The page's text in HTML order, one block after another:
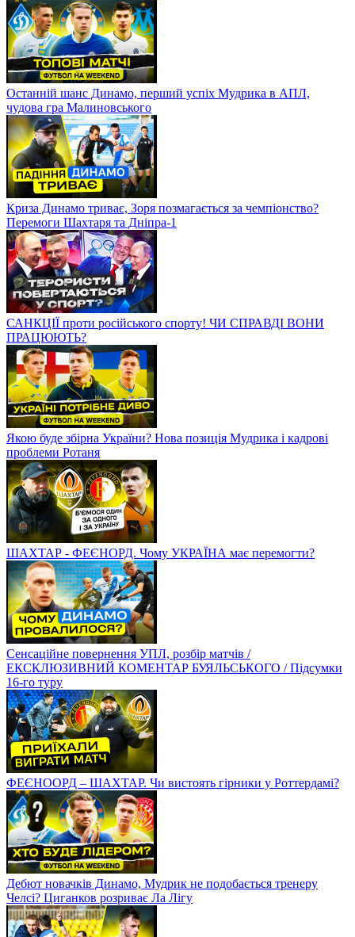
Останній шанс Динамо, перший успіх Мудрика в АПЛ,
чудова гра Малиновського
Криза Динамо триває, Зоря позмагається за чемпіонство?
Перемоги Шахтаря та Дніпра-1
САНКЦІЇ проти російського спорту! ЧИ СПРАВДІ ВОНИ
ПРАЦЮЮТЬ?
Якою буде збірна України? Нова позиція Мудрика і кадрові
проблеми Ротаня
ШАХТАР - ФЕЄНОРД. Чому УКРАЇНА має перемогти?
Сенсаційне повернення УПЛ, розбір матчів /
ЕКСКЛЮЗИВНИЙ КОМЕНТАР БУЯЛЬСЬКОГО / Підсумки
16-го туру
ФЕЄНООРД – ШАХТАР. Чи вистоять гірники у Роттердамі?
Дебют новачків Динамо, Мудрик не подобається тренеру
Челсі? Циганков розриває Ла Лігу